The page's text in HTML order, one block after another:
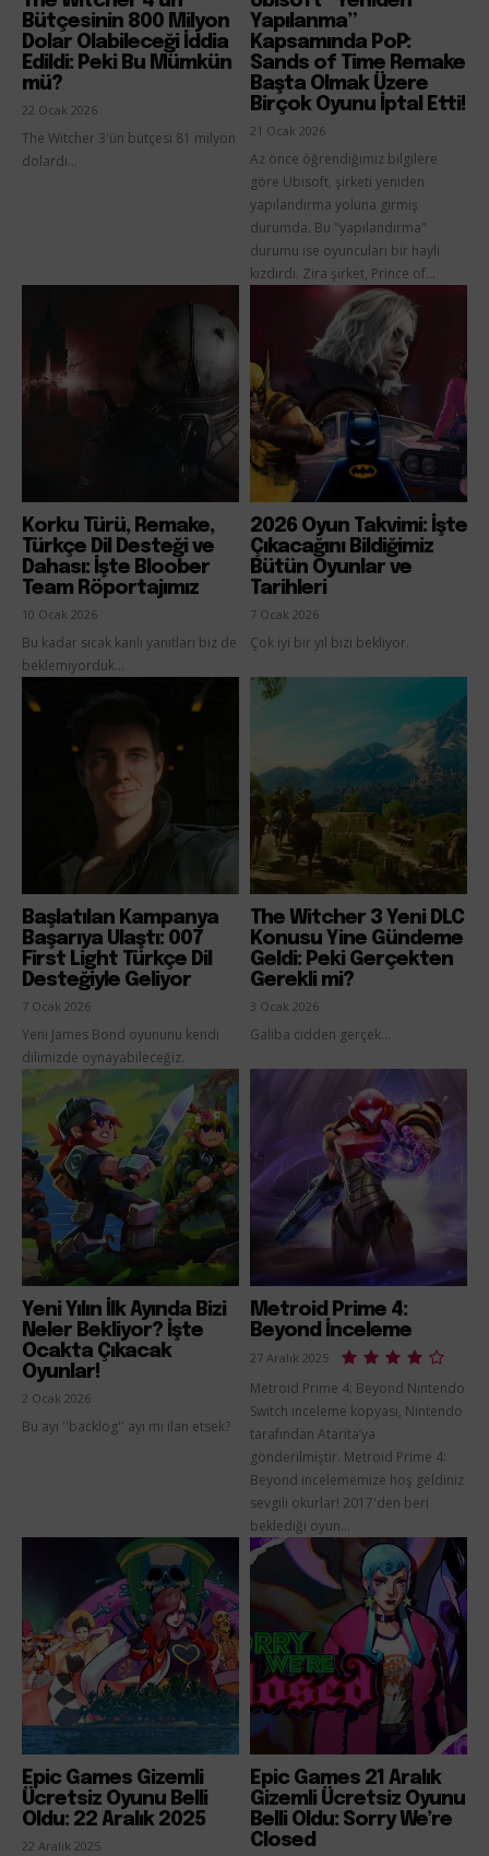
Bütçesinin 800 Milyon
Dolar Olabileceği İddia
Edildi: Peki Bu Mümkün
mü?
22 Ocak 2026
The Witcher 3'ün bütçesi 81 milyon
dolardı...
Yapılanma”
Kapsamında PoP:
Sands of Time Remake
Başta Olmak Üzere
Birçok Oyunu İptal Etti!
21 Ocak 2026
Az önce öğrendiğimiz bilgilere
göre Ubisoft, şirketi yeniden
yapılandırma yoluna girmiş
durumda. Bu "yapılandırma"
durumu ise oyuncuları bir hayli
kızdırdı. Zira şirket, Prince of...
Korku Türü, Remake,
Türkçe Dil Desteği ve
Dahası: İşte Bloober
Team Röportajımız
10 Ocak 2026
Bu kadar sıcak kanlı yanıtları biz de
beklemiyorduk...
2026 Oyun Takvimi: İşte
Çıkacağını Bildiğimiz
Bütün Oyunlar ve
Tarihleri
7 Ocak 2026
Çok iyi bir yıl bizi bekliyor.
Başlatılan Kampanya
Başarıya Ulaştı: 007
First Light Türkçe Dil
Desteğiyle Geliyor
7 Ocak 2026
Yeni James Bond oyununu kendi
dilimizde oynayabileceğiz.
The Witcher 3 Yeni DLC
Konusu Yine Gündeme
Geldi: Peki Gerçekten
Gerekli mi?
3 Ocak 2026
Galiba cidden gerçek...
Yeni Yılın İlk Ayında Bizi
Neler Bekliyor? İşte
Ocakta Çıkacak
Oyunlar!
2 Ocak 2026
Bu ayı ''backlog'' ayı mı ilan etsek?
Metroid Prime 4:
Beyond İnceleme
27 Aralık 2025
Metroid Prime 4: Beyond Nintendo
Switch inceleme kopyası, Nintendo
tarafından Atarita’ya
gönderilmiştir. Metroid Prime 4:
Beyond incelememize hoş geldiniz
sevgili okurlar! 2017'den beri
beklediği oyun...
Epic Games Gizemli
Ücretsiz Oyunu Belli
Oldu: 22 Aralık 2025
22 Aralık 2025
Epic Games 21 Aralık
Gizemli Ücretsiz Oyunu
Belli Oldu: Sorry We’re
Closed